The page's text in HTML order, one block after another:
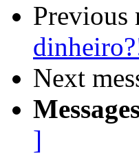
Previous
Next
]